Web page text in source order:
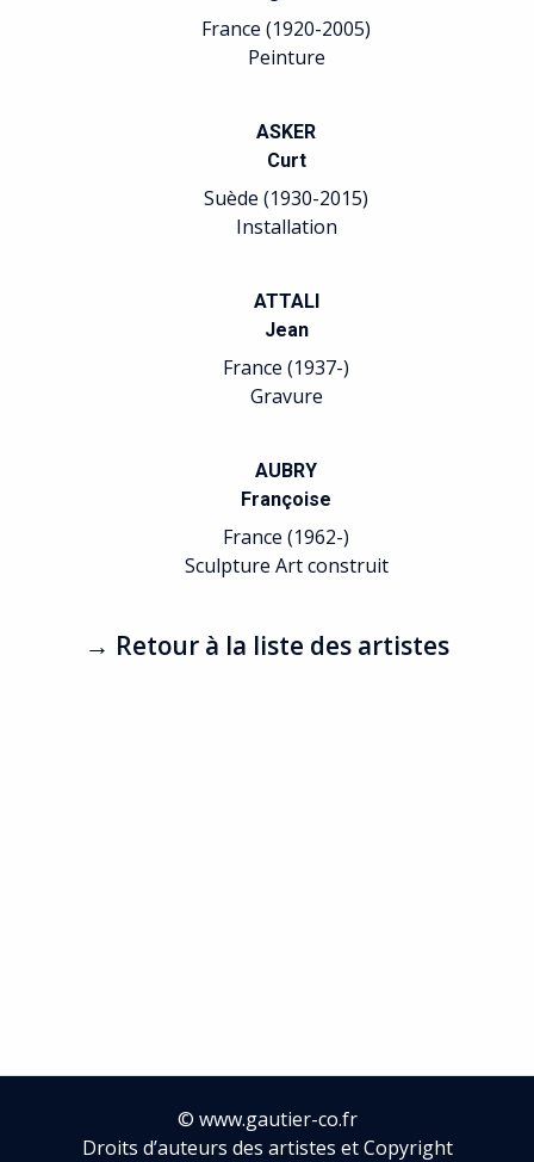
France (1920-2005)
Peinture
ASKER
Curt
Suède (1930-2015)
Installation
ATTALI
Jean
France (1937-)
Gravure
AUBRY
Françoise
France (1962-)
Sculpture Art construit